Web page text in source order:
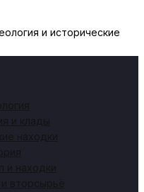
и исторические
и клады
находки
и находки
вторсырьё